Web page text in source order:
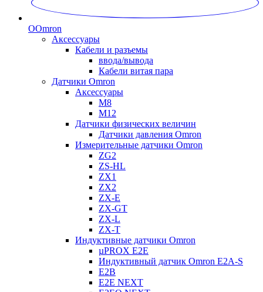
OOmron
Аксессуары
Кабели и разъемы
ввода/вывода
Кабели витая пара
Датчики Omron
Аксессуары
M8
M12
Датчики физических величин
Датчики давления Omron
Измерительные датчики Omron
ZG2
ZS-HL
ZX1
ZX2
ZX-E
ZX-GT
ZX-L
ZX-T
Индуктивные датчики Omron
µPROX E2E
Индуктивный датчик Omron E2A-S
E2B
E2E NEXT